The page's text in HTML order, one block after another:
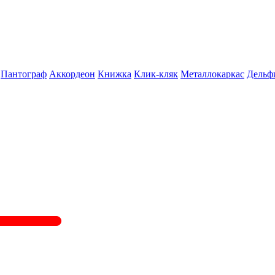
Пантограф Аккордеон Книжка Клик-кляк Металлокаркас